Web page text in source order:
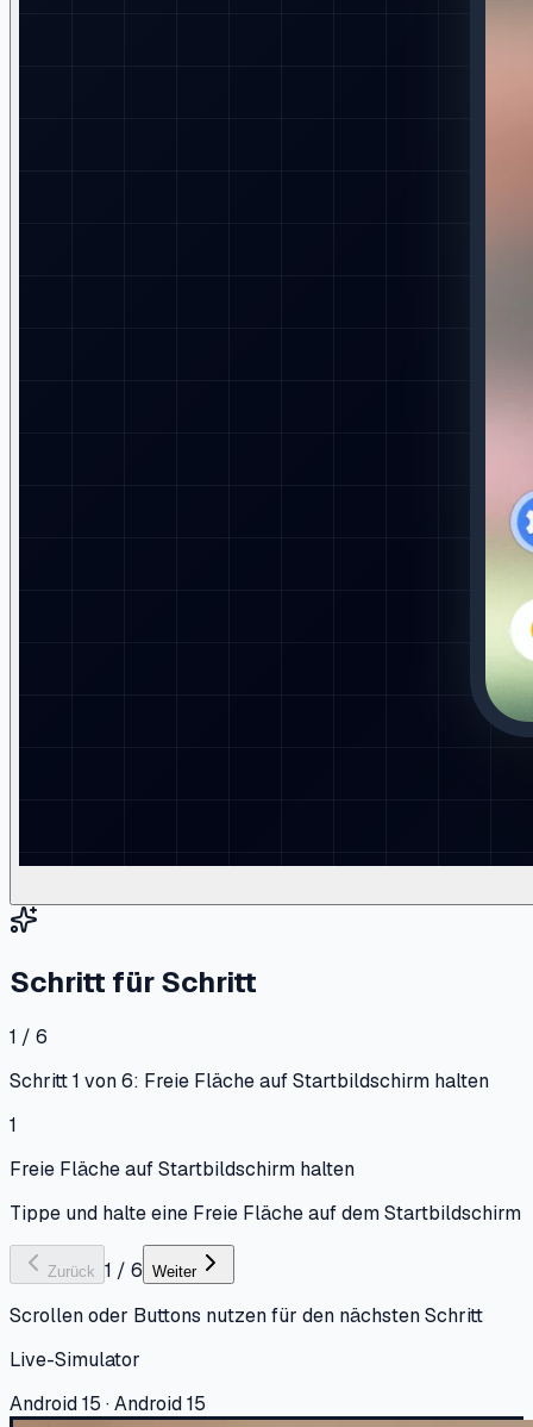
Schritt für Schritt
1 / 6
Schritt 1 von 6: Freie Fläche auf Startbildschirm halten
1
Freie Fläche auf Startbildschirm halten
Tippe und halte eine Freie Fläche auf dem Startbildschirm
Zurück 1 / 6 Weiter
Scrollen oder Buttons nutzen für den nächsten Schritt
Live-Simulator
Android 15 · Android 15